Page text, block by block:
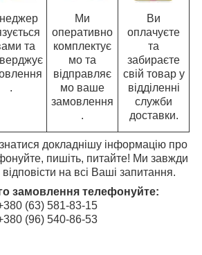
та
.
Ми
оперативно
комплектує
мо та
відправляє
мо ваше
замовлення
.
Ви
оплачуєте
та
забираєте
свій товар у
відділенні
служби
доставки.
докладнішу інформацію про
пишіть, питайте! Ми завжди
відповісти на всі Ваші запитання.
замовлення телефонуйте:
(63) 581-83-15
(96) 540-86-53